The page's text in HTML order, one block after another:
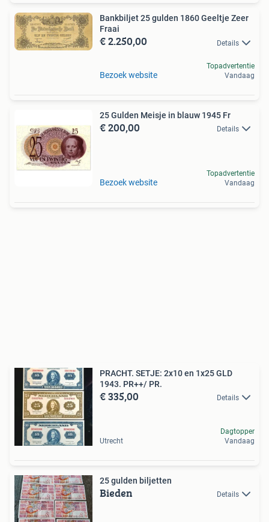
Bankbiljet 25 gulden 1860 Geeltje Zeer
Fraai
€ 2.250,00 Details
Bezoek website
Topadvertentie
Vandaag
25 Gulden Meisje in blauw 1945 Fr
€ 200,00 Details
Bezoek website
Topadvertentie
Vandaag
PRACHT. SETJE: 2x10 en 1x25 GLD
1943. PR++/ PR.
€ 335,00 Details
Utrecht
Dagtopper
Vandaag
25 gulden biljetten
Bieden Details